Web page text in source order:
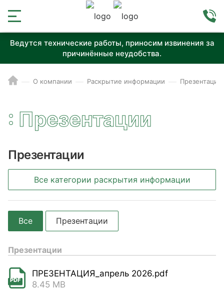
Ведутся технические работы, приносим извинения за
причинённые неудобства.
О компании Раскрытие информации Презентации
: Презентации
Презентации
Все категории раскрытия информации
Все Презентации
Презентации
PDF
ПРЕЗЕНТАЦИЯ_апрель 2026.pdf
8.45 MB